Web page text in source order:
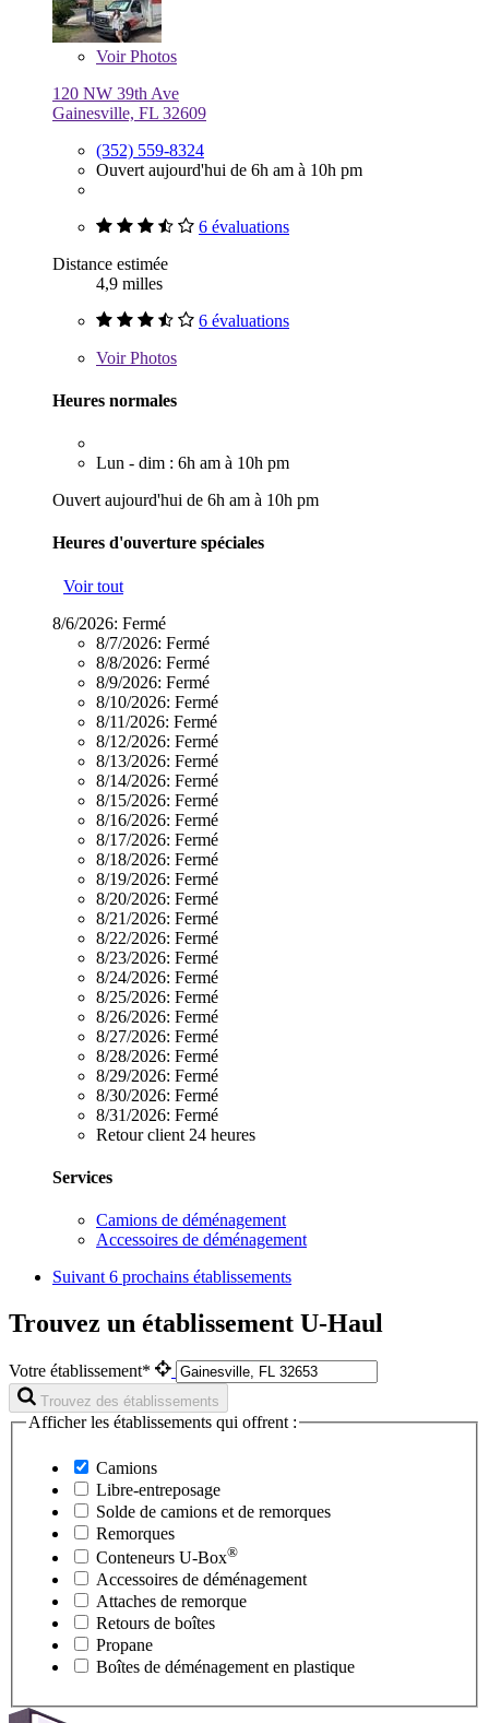
VoirPhotos
120 NW 39th Ave
Gainesville, FL 32609
(352) 559-8324
Ouvert aujourd'hui de 6h am à 10h pm
6 évaluations
Distance estimée
4,9 milles
6 évaluations
VoirPhotos
Heures normales
Lun - dim : 6h am à 10h pm
Ouvert aujourd'hui de 6h am à 10h pm
Heures d'ouverture spéciales
Voir tout
8/6/2026: Fermé
8/7/2026: Fermé
8/8/2026: Fermé
8/9/2026: Fermé
8/10/2026: Fermé
8/11/2026: Fermé
8/12/2026: Fermé
8/13/2026: Fermé
8/14/2026: Fermé
8/15/2026: Fermé
8/16/2026: Fermé
8/17/2026: Fermé
8/18/2026: Fermé
8/19/2026: Fermé
8/20/2026: Fermé
8/21/2026: Fermé
8/22/2026: Fermé
8/23/2026: Fermé
8/24/2026: Fermé
8/25/2026: Fermé
8/26/2026: Fermé
8/27/2026: Fermé
8/28/2026: Fermé
8/29/2026: Fermé
8/30/2026: Fermé
8/31/2026: Fermé
Retour client 24 heures
Services
Camions de déménagement
Accessoires de déménagement
Suivant 6 prochains établissements
Trouvez un établissement U-Haul
Votre établissement*
Trouvez des établissements
Afficher les établissements qui offrent :
Camions
Libre-entreposage
Solde de camions et de remorques
Remorques
Conteneurs U-Box®
Accessoires de déménagement
Attaches de remorque
Retours de boîtes
Propane
Boîtes de déménagement en plastique